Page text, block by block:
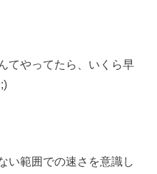
てやってたら、いくら早
い範囲での速さを意識し